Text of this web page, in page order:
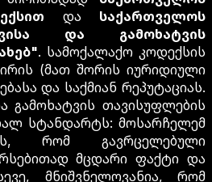
და საქართველოს
და გამოხატვის
. სამოქალაქო კოდექსის
(მათ შორის იურიდიული
და საქმიან რეპუტაციას.
გამოხატვის თავისუფლების
სტანდარტს: მოსარჩელემ
რომ გავრცელებული
მცდარი ფაქტი და
მნიშვნელოვანია, რომ